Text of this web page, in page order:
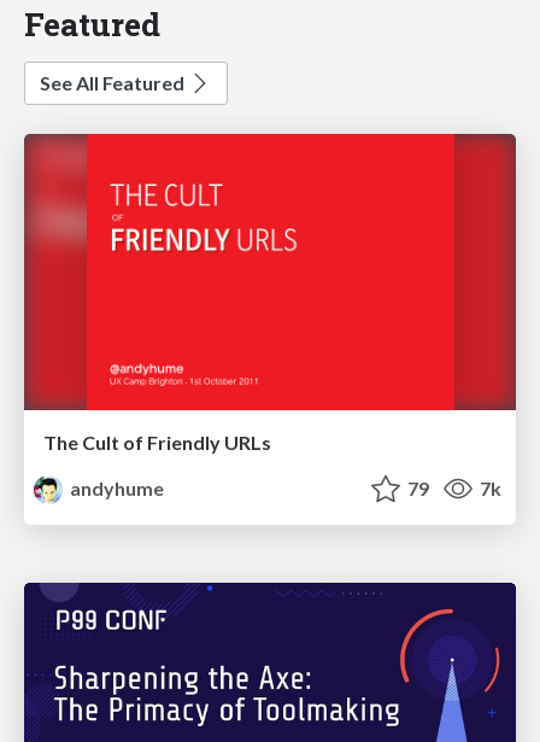
Featured
See All Featured
The Cult of Friendly URLs
andyhume
79 7k